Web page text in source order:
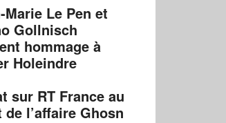
Marie Le Pen et
Gollnisch
hommage à
Holeindre
sur RT France au
de l’affaire Ghosn